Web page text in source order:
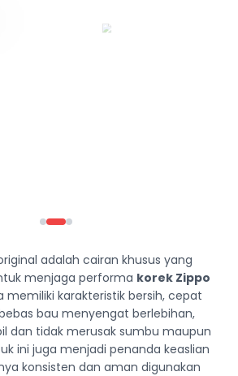
adalah cairan khusus yang
menjaga performa korek Zippo
memiliki karakteristik bersih, cepat
bau menyengat berlebihan,
dan tidak merusak sumbu maupun
ini juga menjadi penanda keaslian
konsisten dan aman digunakan